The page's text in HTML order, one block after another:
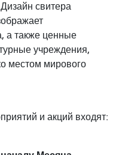
свитера
а также ценные
учреждения,
местом мирового
и акций входят: